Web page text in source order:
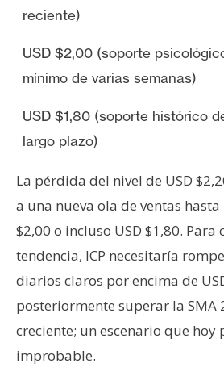
reciente)
USD $2,00 (soporte
mínimo de varias semanas)
USD $1,80 (soporte histórico
largo plazo)
La pérdida del nivel de USD
a una nueva ola de ventas hasta
$2,00 o incluso USD $1,80. Para
tendencia, ICP necesitaría
diarios claros por encima de
posteriormente superar la SMA
creciente; un escenario que hoy
improbable.